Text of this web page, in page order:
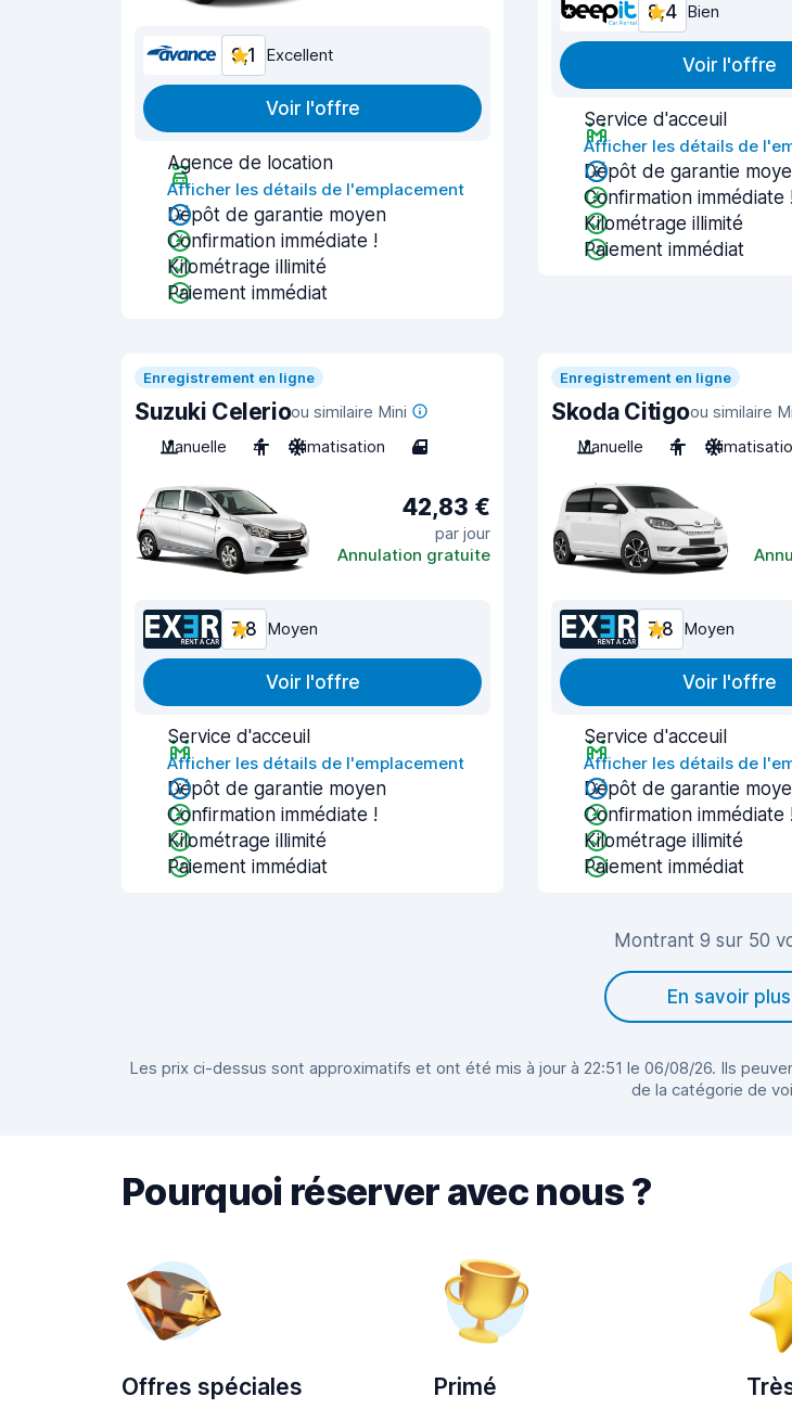
9,1 Excellent
Voir l'offre
Agence de location
Afficher les détails de l'emplacement
Dépôt de garantie moyen
Confirmation immédiate !
Kilométrage illimité
Paiement immédiat
8,4 Bien
Voir l'offre
Service d'acceuil
Afficher les détails de
Dépôt de garantie
Confirmation immédiate
Kilométrage illimité
Paiement immédiat
Enregistrement en ligne
Suzuki Celerioou similaire Mini
Manuelle
4 Climatisation 4
42,83 €
par jour
Annulation gratuite
7,8 Moyen
Voir l'offre
Service d'acceuil
Afficher les détails de l'emplacement
Dépôt de garantie moyen
Confirmation immédiate !
Kilométrage illimité
Paiement immédiat
Enregistrement en ligne
Skoda Citigoou similaire
Manuelle
4
7,8 Moyen
Voir l'offre
Service d'acceuil
Afficher les détails de
Dépôt de garantie
Confirmation immédiate
Kilométrage illimité
Paiement immédiat
Montrant 9 sur 50
En savoir plus
Les prix ci-dessus sont approximatifs et ont été mis à jour à 22:51 le 06/08/26. Ils
de la catégorie de
Pourquoi réserver avec nous ?
Offres spéciales Primé